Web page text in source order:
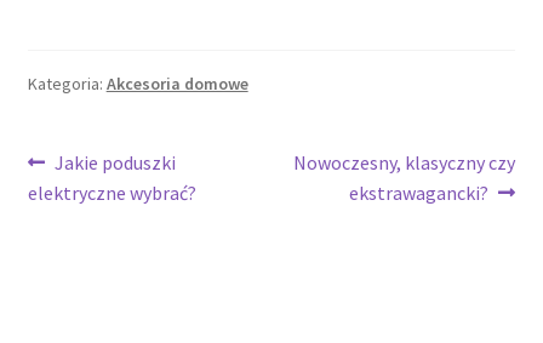
Kategoria: Akcesoria domowe
Nawigacja
wpisu
Poprzedni
wpis:
Jakie poduszki
elektryczne wybrać?
Następny
Nowoczesny, klasyczny czy
ekstrawagancki?